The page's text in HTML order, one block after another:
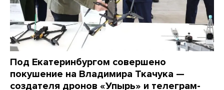
Под Екатеринбургом совершено
покушение на Владимира Ткачука —
создателя дронов «Упырь» и телеграм-